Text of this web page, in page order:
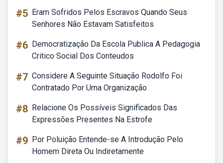
#5 Eram Sofridos Pelos Escravos Quando Seus
Senhores Não Estavam Satisfeitos
#6 Democratização Da Escola Publica A Pedagogia
Critico Social Dos Conteudos
#7 Considere A Seguinte Situação Rodolfo Foi
Contratado Por Uma Organização
#8 Relacione Os Possíveis Significados Das
Expressões Presentes Na Estrofe
#9 Por Poluição Entende-se A Introdução Pelo
Homem Direta Ou Indiretamente